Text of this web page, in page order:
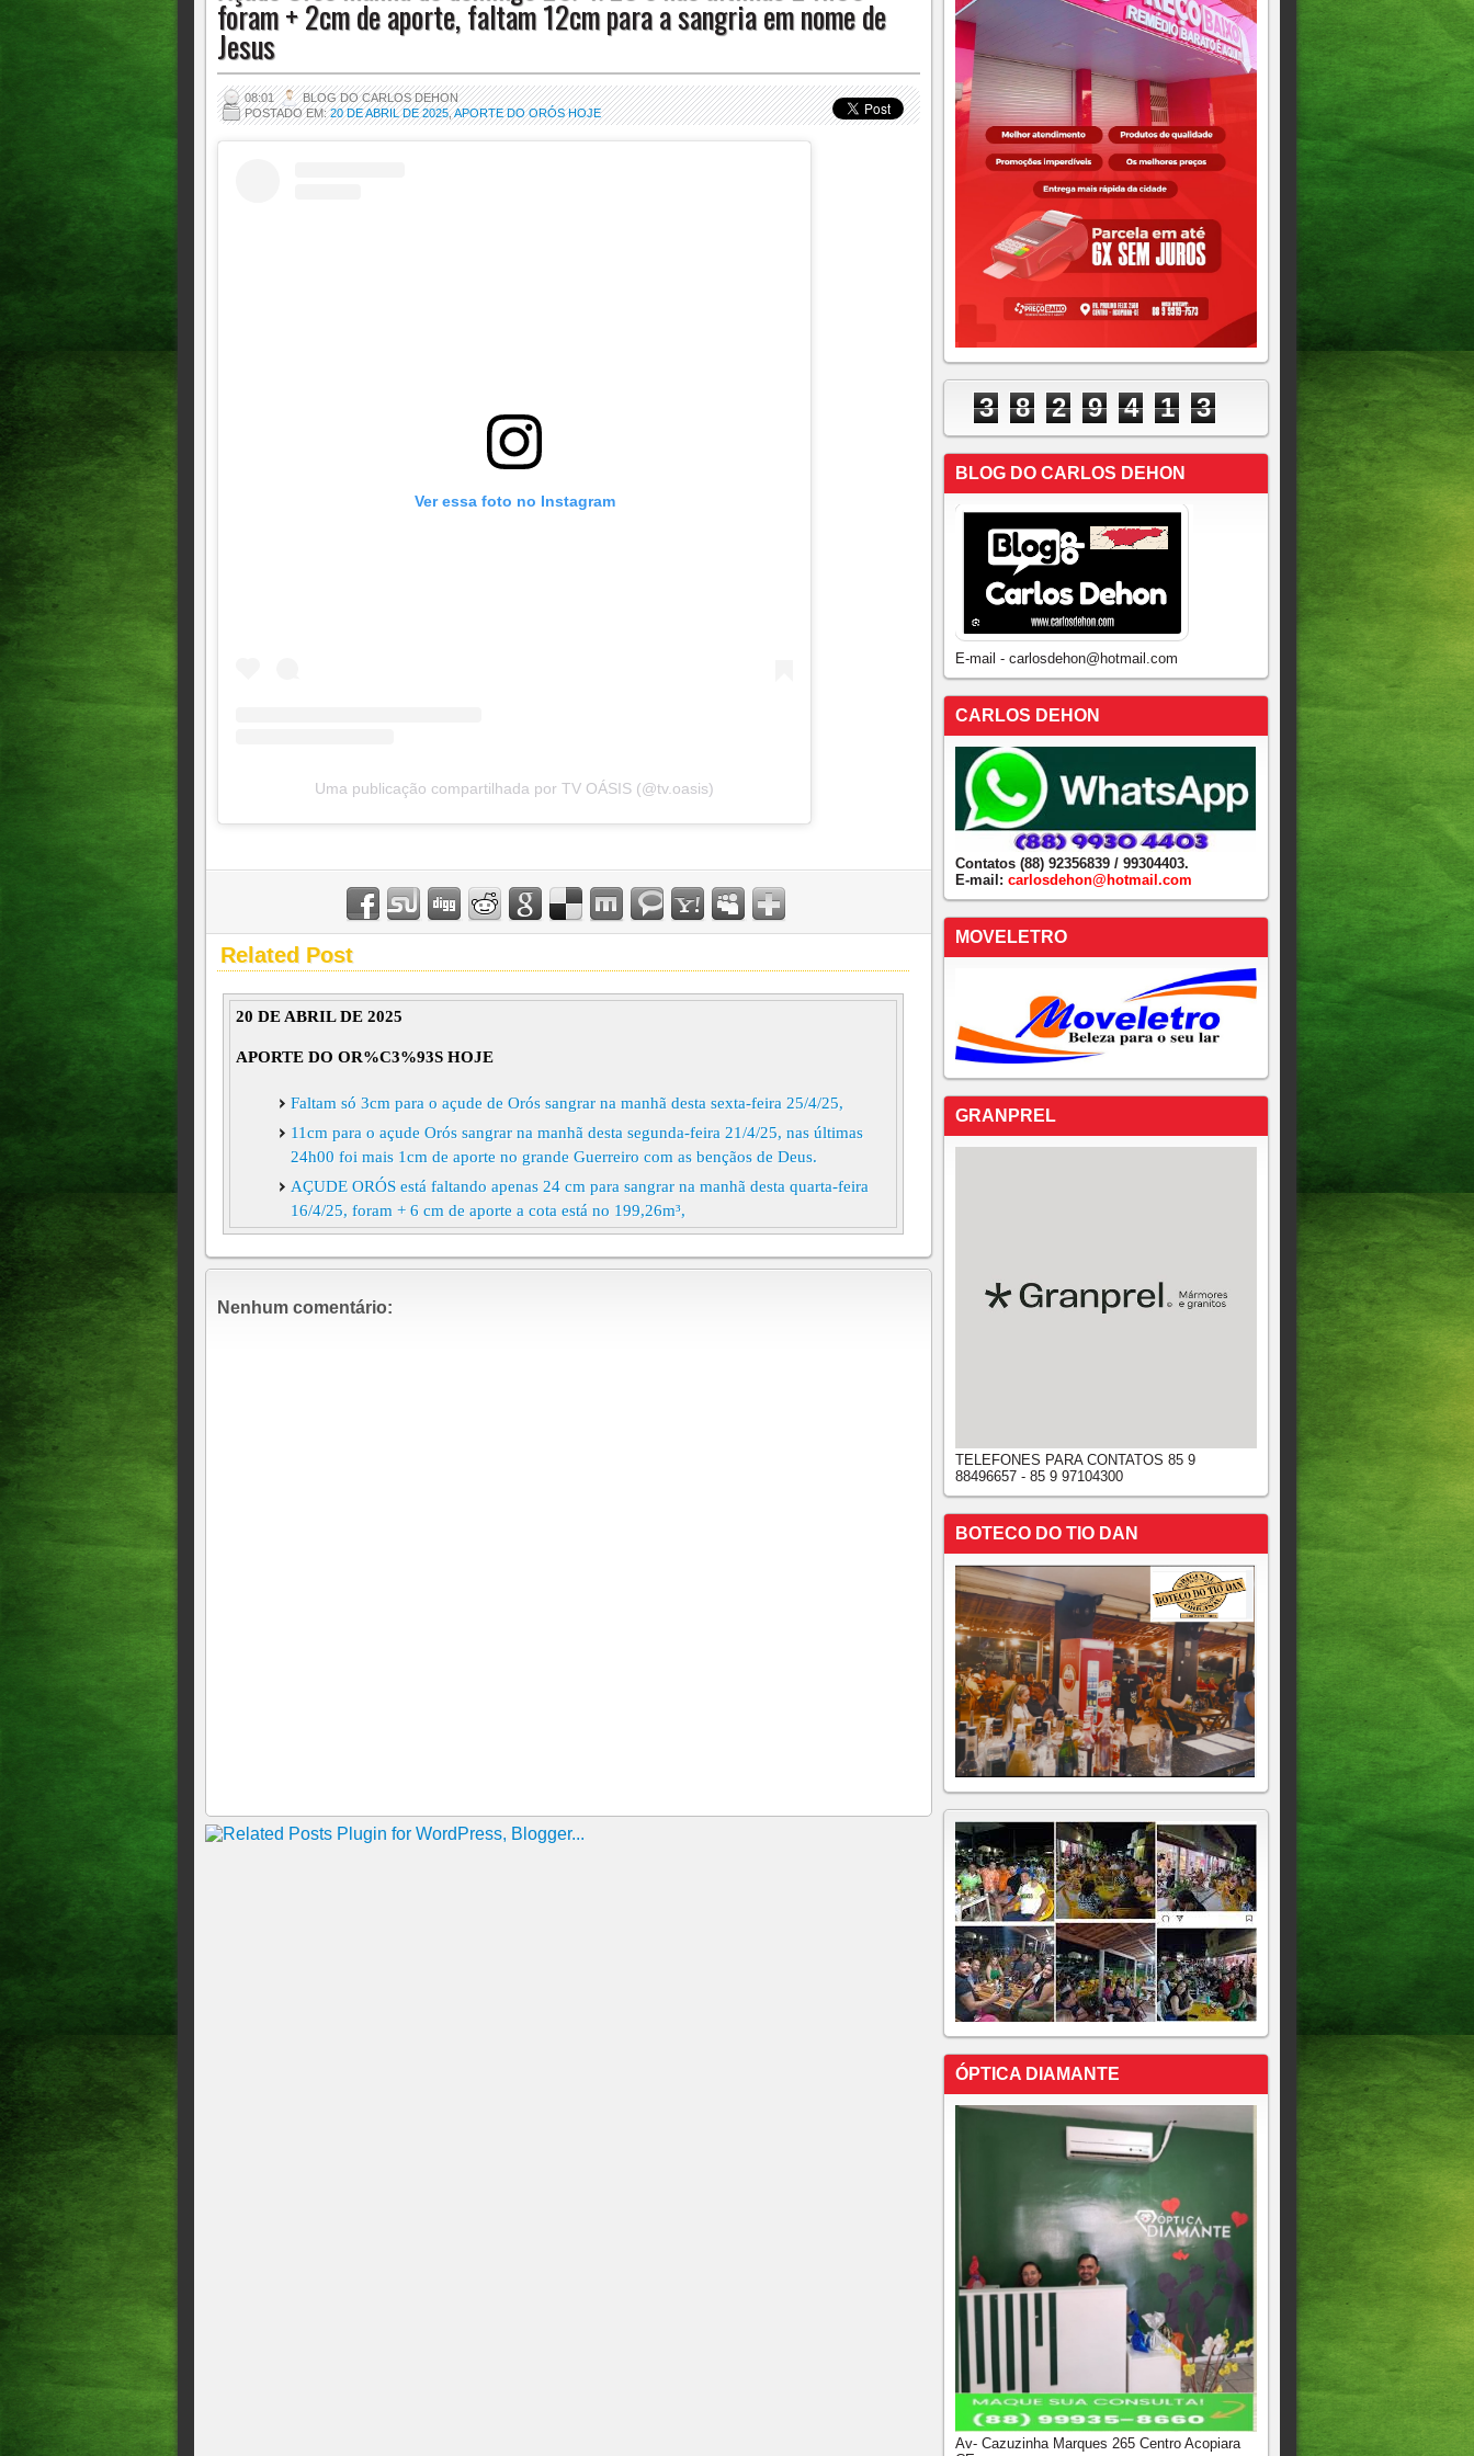
foram + 2cm de aporte, faltam 12cm para a sangria em nome de
Jesus
08:01
BLOG DO CARLOS DEHON
POSTADO EM:20 DE ABRIL DE 2025,APORTE DO ORÓS HOJE
Ver essa foto no Instagram
Uma publicação compartilhada por TV OÁSIS (@tv.oasis)
Related Post
20 DE ABRIL DE 2025
APORTE DO OR%C3%93S HOJE
Faltam só 3cm para o açude de Orós sangrar na manhã desta sexta-feira 25/4/25,
11cm para o açude Orós sangrar na manhã desta segunda-feira 21/4/25, nas últimas
24h00 foi mais 1cm de aporte no grande Guerreiro com as bençãos de Deus.
AÇUDE ORÓS está faltando apenas 24 cm para sangrar na manhã desta quarta-feira
16/4/25, foram + 6 cm de aporte a cota está no 199,26m³,
Nenhum comentário:
3 8 2 9 4 1 3
BLOG DO CARLOS DEHON
E-mail - carlosdehon@hotmail.com
CARLOS DEHON
Contatos (88) 92356839 / 99304403.
E-mail: carlosdehon@hotmail.com
MOVELETRO
GRANPREL
TELEFONES PARA CONTATOS 85 9
88496657 - 85 9 97104300
BOTECO DO TIO DAN
ÓPTICA DIAMANTE
Av- Cazuzinha Marques 265 Centro Acopiara